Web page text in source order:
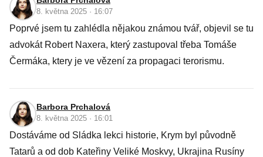
8. května 2025 · 16:07
Poprvé jsem tu zahlédla nějakou známou tvář, objevil se tu
advokát Robert Naxera, který zastupoval třeba Tomáše
Čermáka, ktery je ve vězení za propagaci terorismu.
Barbora Prchalová
8. května 2025 · 16:01
Dostáváme od Sládka lekci historie, Krym byl původně
Tatarů a od dob Kateřiny Veliké Moskvy, Ukrajina Rusíny